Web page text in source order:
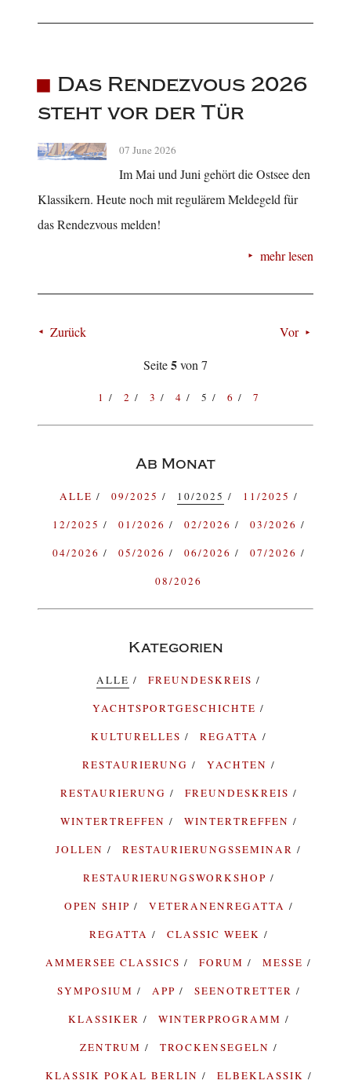
Das Rendezvous 2026
steht vor der Tür
07 June 2026
Im Mai und Juni gehört die Ostsee den
Klassikern. Heute noch mit regulärem Meldegeld für
das Rendezvous melden!
mehr lesen
Zurück
Vor
Seite5von 7
1 2 3 4 5 6 7
Ab Monat
ALLE 09/2025 10/2025
11/2025
12/2025
01/2026 02/2026
03/2026
04/2026
05/2026 06/2026
07/2026
08/2026
Kategorien
ALLE
FREUNDESKREIS
YACHTSPORTGESCHICHTE
KULTURELLES
REGATTA
RESTAURIERUNG
YACHTEN
RESTAURIERUNG
FREUNDESKREIS
WINTERTREFFEN
WINTERTREFFEN
JOLLEN
RESTAURIERUNGSSEMINAR
RESTAURIERUNGSWORKSHOP
OPEN SHIP
VETERANENREGATTA
REGATTA
CLASSIC WEEK
AMMERSEE CLASSICS
FORUM
MESSE
SYMPOSIUM
APP
SEENOTRETTER
KLASSIKER
WINTERPROGRAMM
ZENTRUM
TROCKENSEGELN
KLASSIK POKAL BERLIN
ELBEKLASSIK